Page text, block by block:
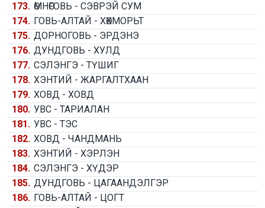
173. ӨМНӨГОВЬ - СЭВРЭЙ СУМ
174. ГОВЬ-АЛТАЙ - ХӨХМОРЬТ
175. ДОРНОГОВЬ - ЭРДЭНЭ
176. ДУНДГОВЬ - ХУЛД
177. СЭЛЭНГЭ - ТҮШИГ
178. ХЭНТИЙ - ЖАРГАЛТХААН
179. ХОВД - ХОВД
180. УВС - ТАРИАЛАН
181. УВС - ТЭС
182. ХОВД - ЧАНДМАНЬ
183. ХЭНТИЙ - ХЭРЛЭН
184. СЭЛЭНГЭ - ХҮДЭР
185. ДУНДГОВЬ - ЦАГААНДЭЛГЭР
186. ГОВЬ-АЛТАЙ - ЦОГТ